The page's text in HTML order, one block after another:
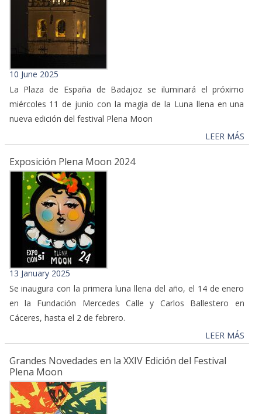
10 June 2025
La Plaza de España de Badajoz se iluminará el próximo
miércoles 11 de junio con la magia de la Luna llena en una
nueva edición del festival Plena Moon
LEER MÁS
Exposición Plena Moon 2024
13 January 2025
Se inaugura con la primera luna llena del año, el 14 de enero
en la Fundación Mercedes Calle y Carlos Ballestero en
Cáceres, hasta el 2 de febrero.
LEER MÁS
Grandes Novedades en la XXIV Edición del Festival
Plena Moon